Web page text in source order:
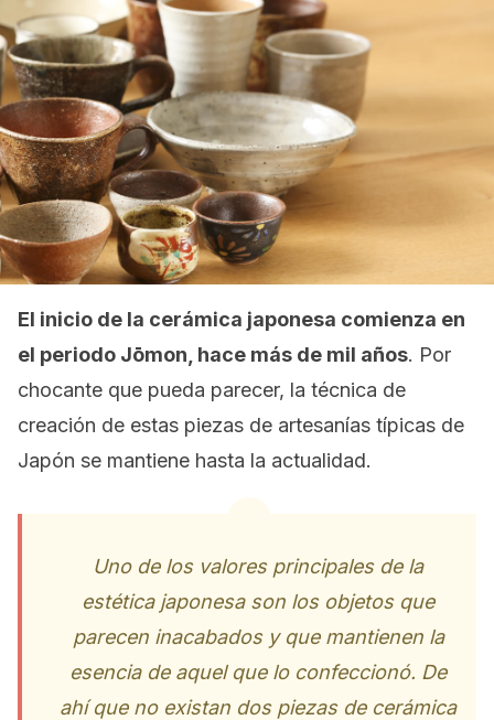
El inicio de la cerámica japonesa comienza en
el periodo Jōmon, hace más de mil años. Por
chocante que pueda parecer, la técnica de
creación de estas piezas de artesanías típicas de
Japón se mantiene hasta la actualidad.
Uno de los valores principales de la
estética japonesa son los objetos que
parecen inacabados y que mantienen la
esencia de aquel que lo confeccionó. De
ahí que no existan dos piezas de cerámica